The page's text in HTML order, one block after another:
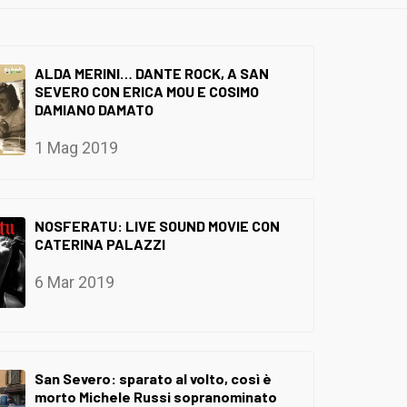
ALDA MERINI… DANTE ROCK, A SAN
SEVERO CON ERICA MOU E COSIMO
DAMIANO DAMATO
1 Mag 2019
NOSFERATU: LIVE SOUND MOVIE CON
CATERINA PALAZZI
6 Mar 2019
San Severo: sparato al volto, così è
morto Michele Russi sopranominato